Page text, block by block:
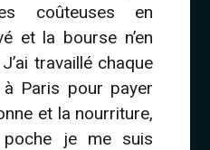
coûteuses en
et la bourse n’en
travaillé chaque
Paris pour payer
et la nourriture,
je me suis